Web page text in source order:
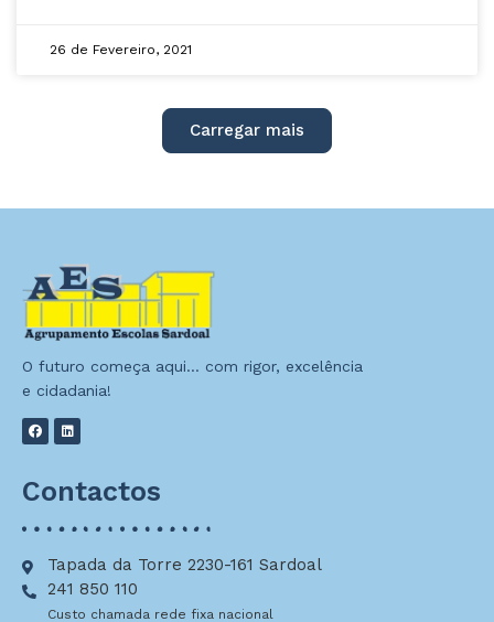
26 de Fevereiro, 2021
Carregar mais
O futuro começa aqui… com rigor, excelência
e cidadania!
Contactos
Tapada da Torre 2230-161 Sardoal
241 850 110
Custo chamada rede fixa nacional